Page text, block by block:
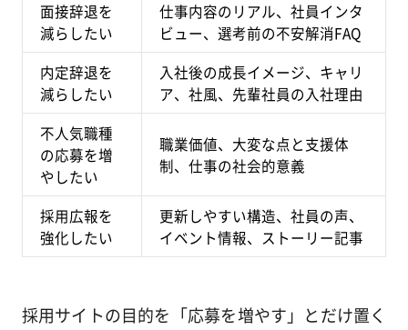
面接辞退を
減らしたい
仕事内容のリアル、社員インタ
ビュー、選考前の不安解消FAQ
内定辞退を
減らしたい
入社後の成長イメージ、キャリ
ア、社風、先輩社員の入社理由
不人気職種
の応募を増
やしたい
職業価値、大変な点と支援体
制、仕事の社会的意義
採用広報を
強化したい
更新しやすい構造、社員の声、
イベント情報、ストーリー記事
採用サイトの目的を「応募を増やす」とだけ置く